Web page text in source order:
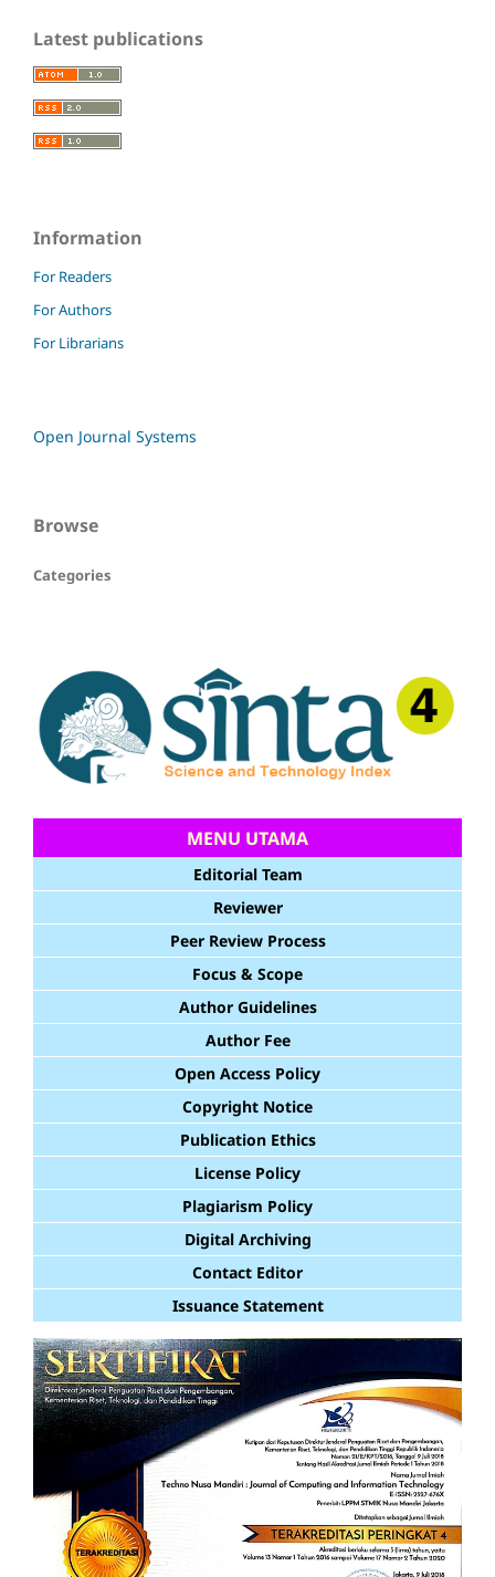
Latest publications
Information
For Readers
For Authors
For Librarians
Open Journal Systems
Browse
Categories
MENU UTAMA
Editorial Team
Reviewer
Peer Review Process
Focus & Scope
Author Guidelines
Author Fee
Open Access Policy
Copyright Notice
Publication Ethics
License Policy
Plagiarism Policy
Digital Archiving
Contact Editor
Issuance Statement